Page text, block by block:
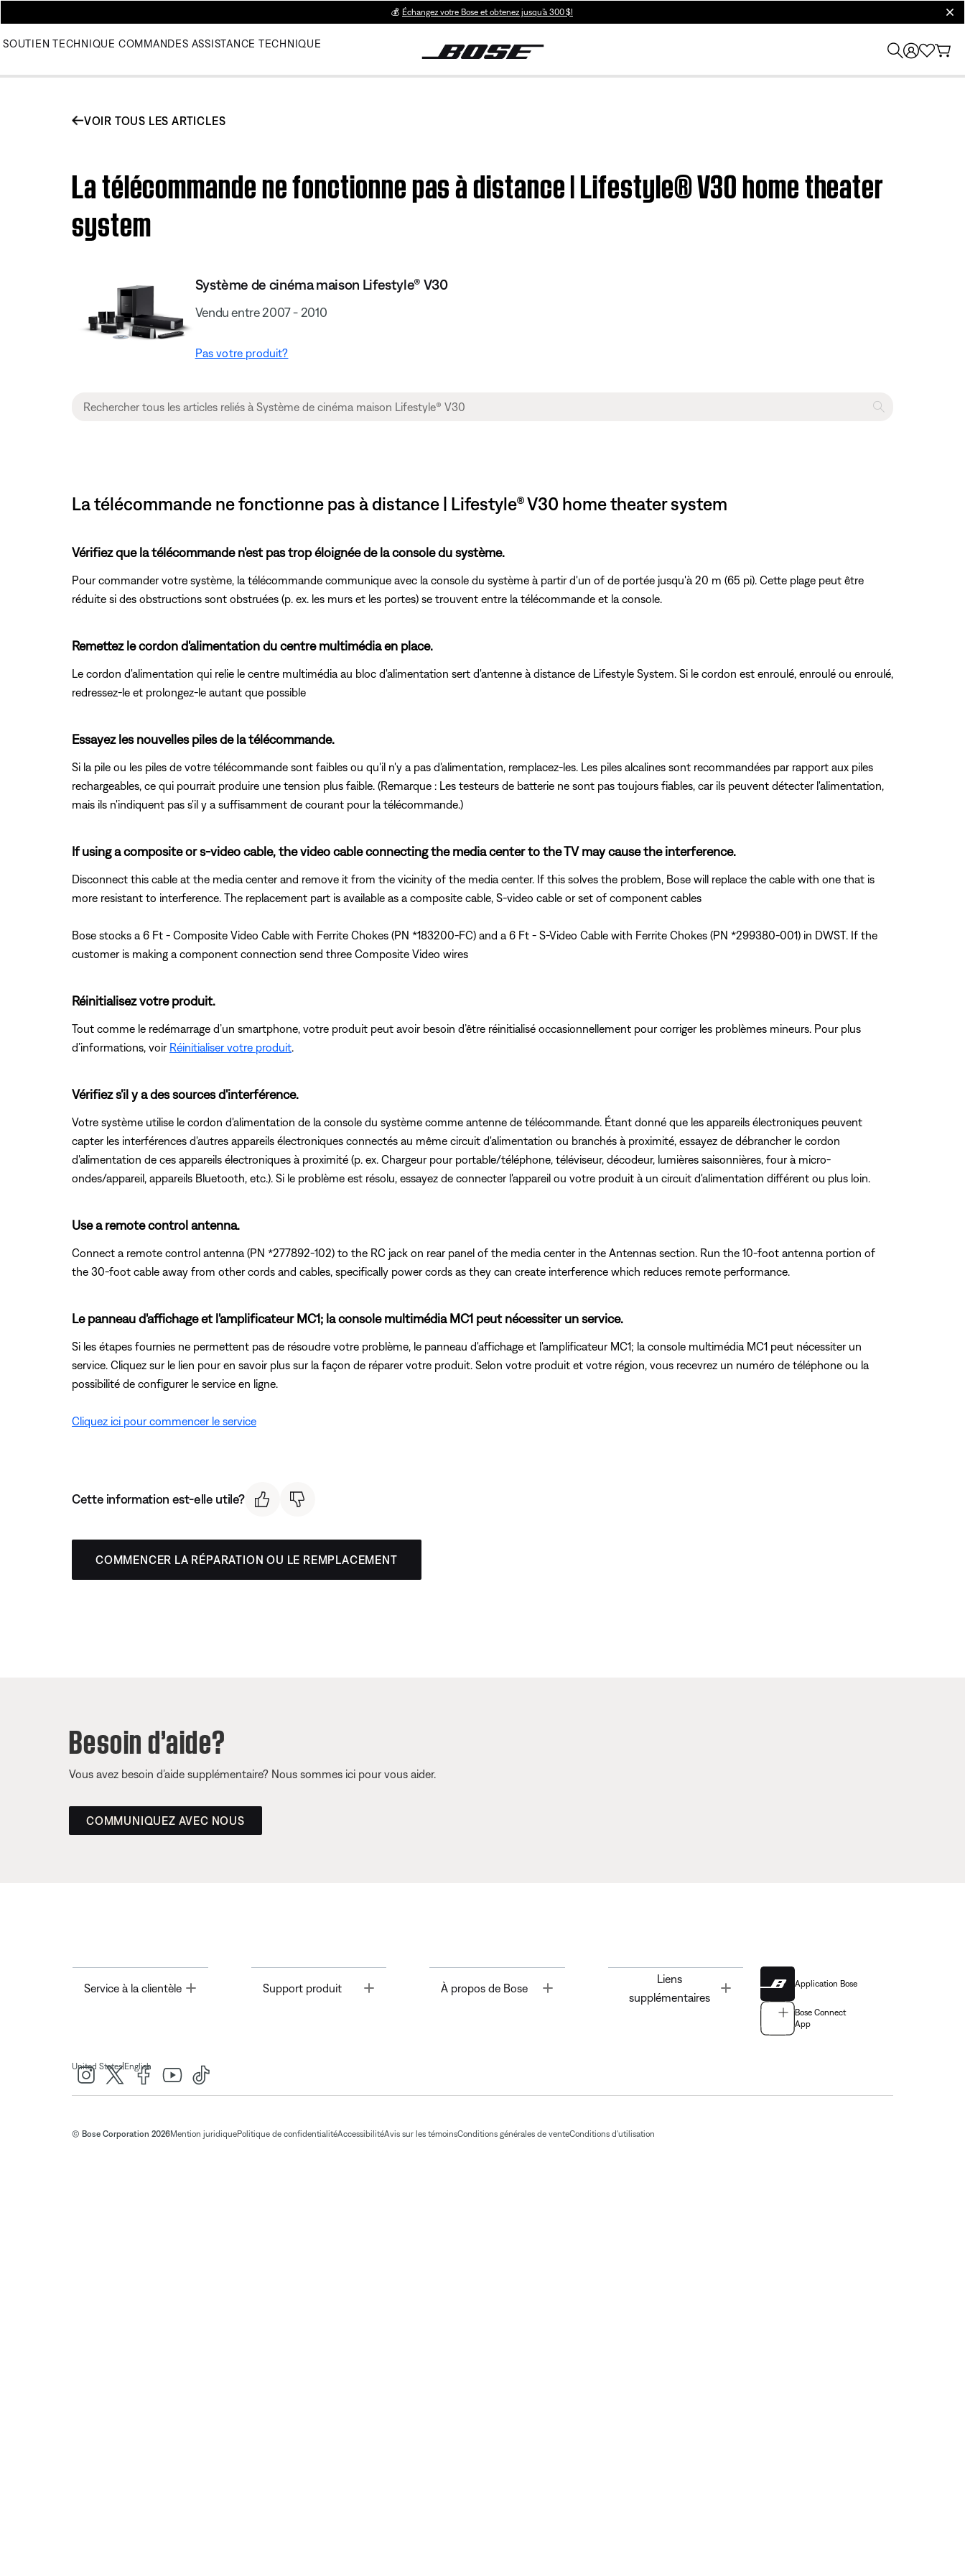
💰 Échangez votre Bose et obtenez jusqu’à 300 $!
SOUTIEN TECHNIQUE COMMANDES ASSISTANCE TECHNIQUE
VOIR TOUS LES ARTICLES
La télécommande ne fonctionne pas à distance | Lifestyle® V30 home theater
system
Système de cinéma maison Lifestyle® V30
Vendu entre 2007 - 2010
Pas votre produit?
La télécommande ne fonctionne pas à distance | Lifestyle® V30 home theater system
Vérifiez que la télécommande n'est pas trop éloignée de la console du système.
Pour commander votre système, la télécommande communique avec la console du système à partir d'un of de portée jusqu'à 20 m (65 pi). Cette plage peut être
réduite si des obstructions sont obstruées (p. ex. les murs et les portes) se trouvent entre la télécommande et la console.
Remettez le cordon d'alimentation du centre multimédia en place.
Le cordon d'alimentation qui relie le centre multimédia au bloc d'alimentation sert d'antenne à distance de Lifestyle System. Si le cordon est enroulé, enroulé ou enroulé,
redressez-le et prolongez-le autant que possible
Essayez les nouvelles piles de la télécommande.
Si la pile ou les piles de votre télécommande sont faibles ou qu'il n'y a pas d'alimentation, remplacez-les. Les piles alcalines sont recommandées par rapport aux piles
rechargeables, ce qui pourrait produire une tension plus faible. (Remarque : Les testeurs de batterie ne sont pas toujours fiables, car ils peuvent détecter l'alimentation,
mais ils n'indiquent pas s'il y a suffisamment de courant pour la télécommande.)
If using a composite or s-video cable, the video cable connecting the media center to the TV may cause the interference.
Disconnect this cable at the media center and remove it from the vicinity of the media center. If this solves the problem, Bose will replace the cable with one that is
more resistant to interference. The replacement part is available as a composite cable, S-video cable or set of component cables
Bose stocks a 6 Ft - Composite Video Cable with Ferrite Chokes (PN *183200-FC) and a 6 Ft - S-Video Cable with Ferrite Chokes (PN *299380-001) in DWST. If the
customer is making a component connection send three Composite Video wires
Réinitialisez votre produit.
Tout comme le redémarrage d’un smartphone, votre produit peut avoir besoin d’être réinitialisé occasionnellement pour corriger les problèmes mineurs. Pour plus
d’informations, voir Réinitialiser votre produit
Vérifiez s'il y a des sources d'interférence.
Votre système utilise le cordon d'alimentation de la console du système comme antenne de télécommande. Étant donné que les appareils électroniques peuvent
capter les interférences d'autres appareils électroniques connectés au même circuit d'alimentation ou branchés à proximité, essayez de débrancher le cordon
d'alimentation de ces appareils électroniques à proximité (p. ex. Chargeur pour portable/téléphone, téléviseur, décodeur, lumières saisonnières, four à micro-
ondes/appareil, appareils Bluetooth, etc.). Si le problème est résolu, essayez de connecter l'appareil ou votre produit à un circuit d'alimentation différent ou plus loin.
Use a remote control antenna.
Connect a remote control antenna (PN *277892-102) to the RC jack on rear panel of the media center in the Antennas section. Run the 10-foot antenna portion of
the 30-foot cable away from other cords and cables, specifically power cords as they can create interference which reduces remote performance.
Le panneau d'affichage et l'amplificateur MC1; la console multimédia MC1 peut nécessiter un service.
Si les étapes fournies ne permettent pas de résoudre votre problème, le panneau d'affichage et l'amplificateur MC1; la console multimédia MC1 peut nécessiter un
service. Cliquez sur le lien pour en savoir plus sur la façon de réparer votre produit. Selon votre produit et votre région, vous recevrez un numéro de téléphone ou la
possibilité de configurer le service en ligne.
Cliquez ici pour commencer le service
Cette information est-elle utile?
COMMENCER LA RÉPARATION OU LE REMPLACEMENT
Besoin d’aide?
Vous avez besoin d’aide supplémentaire? Nous sommes ici pour vous aider.
COMMUNIQUEZ AVEC NOUS
Service à la clientèle Toggle Support produit À propos de Bose Toggle
Liens
supplémentaires
Application Bose
Bose Connect
App
United States| English
© Bose Corporation 2026Mention juridiquePolitique de confidentialitéAccessibilitéAvis sur les témoinsConditions générales de venteConditions d'utilisation